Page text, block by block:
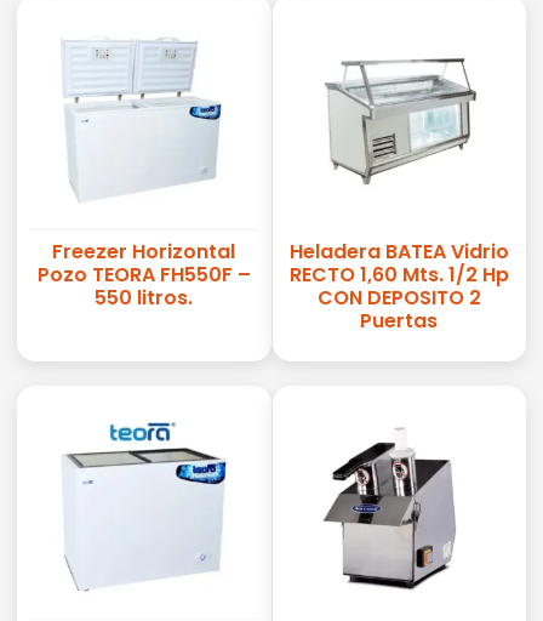
Freezer Horizontal
Pozo TEORA FH550F –
550 litros.
Heladera BATEA Vidrio
RECTO 1,60 Mts. 1/2 Hp
CON DEPOSITO 2
Puertas